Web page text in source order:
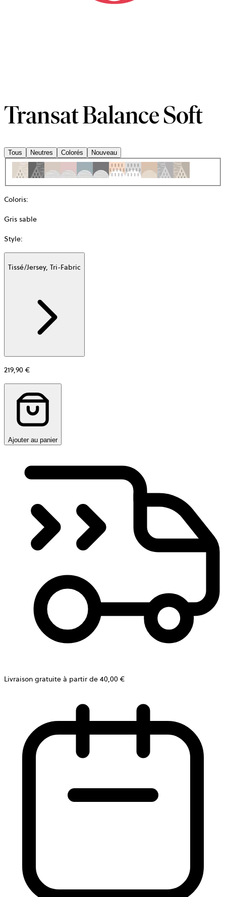
Transat Balance Soft
Tous Neutres Colorés Nouveau
Coloris:
Gris sable
Style:
Tissé/Jersey, Tri-Fabric
219,90 €
Ajouter au panier
Livraison gratuite à partir de 40,00 €